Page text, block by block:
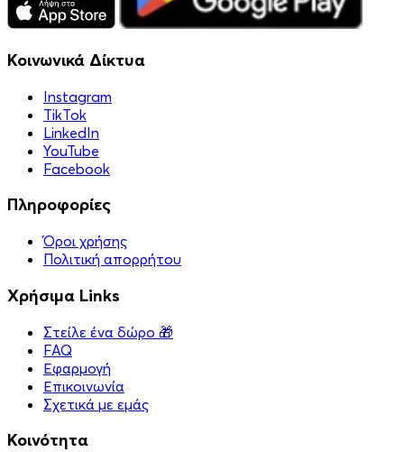
Κοινωνικά Δίκτυα
Instagram
TikTok
LinkedIn
YouTube
Facebook
Πληροφορίες
Όροι χρήσης
Πολιτική απορρήτου
Χρήσιμα Links
Στείλε ένα δώρο 🎁
FAQ
Εφαρμογή
Επικοινωνία
Σχετικά με εμάς
Κοινότητα